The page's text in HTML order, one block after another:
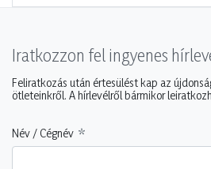
Iratkozzon fel ingyenes
Feliratkozás után értesülést kap az
ötleteinkről. A hírlevélről bármikor
Név / Cégnév